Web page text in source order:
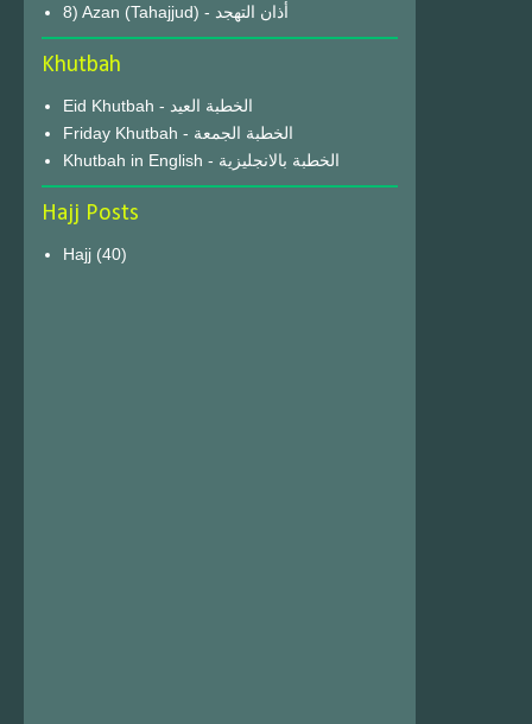
8) Azan (Tahajjud) - أذان التهجد
Khutbah
Eid Khutbah - الخطبة العيد
Friday Khutbah - الخطبة الجمعة
Khutbah in English - الخطبة بالانجليزية
Hajj Posts
Hajj (40)